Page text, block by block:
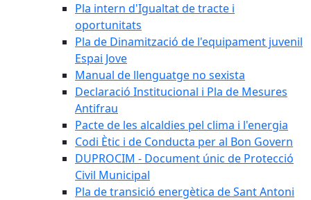
Pla intern d'Igualtat de tracte i
oportunitats
Pla de Dinamització de l'equipament juvenil
Espai Jove
Manual de llenguatge no sexista
Declaració Institucional i Pla de Mesures
Antifrau
Pacte de les alcaldies pel clima i l'energia
Codi Ètic i de Conducta per al Bon Govern
DUPROCIM - Document únic de Protecció
Civil Municipal
Pla de transició energètica de Sant Antoni